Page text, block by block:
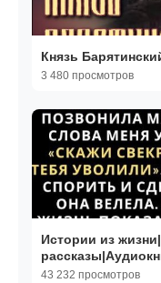
Князь
3 480 просмотров
Истории из
Жизненные
43 232 просмотров